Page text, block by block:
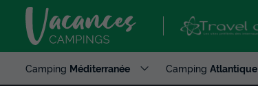
Camping Méditerranée Camping Atlantique